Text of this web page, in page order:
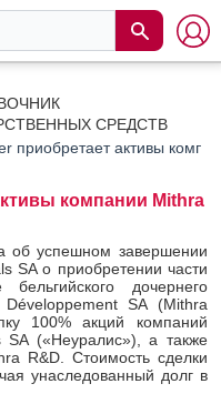
СРЕДСТВ
приобретает активы
компании Mithra
об успешном завершении
SA о приобретении части
дочернего
SA (Mithra
100% акций компаний
SA («Неуралис»), а также
R&D. Стоимость сделки
унаследованный долг в